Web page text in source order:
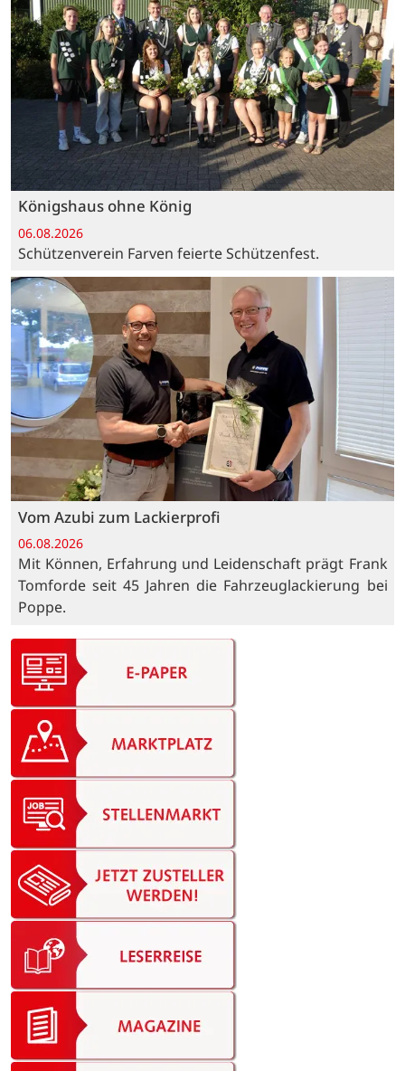
Königshaus ohne König
06.08.2026
Schützenverein Farven feierte Schützenfest.
Vom Azubi zum Lackierprofi
06.08.2026
Mit Können, Erfahrung und Leidenschaft prägt Frank
Tomforde seit 45 Jahren die Fahrzeuglackierung bei
Poppe.